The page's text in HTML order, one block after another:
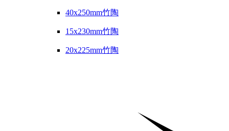
40x250mm竹陶
15x230mm竹陶
20x225mm竹陶